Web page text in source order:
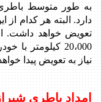
دارد. البته هر کدام از
تعویض خواهد داشت.
نیاز به تعویض پیدا
امداد باطری